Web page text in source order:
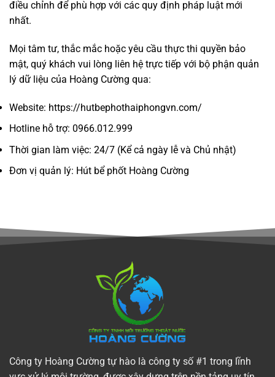
điều chỉnh để phù hợp với các quy định pháp luật mới
nhất.
Mọi tâm tư, thắc mắc hoặc yêu cầu thực thi quyền bảo
mật, quý khách vui lòng liên hệ trực tiếp với bộ phận quản
lý dữ liệu của Hoàng Cường qua:
Website: https://hutbephothaiphongvn.com/
Hotline hỗ trợ: 0966.012.999
Thời gian làm việc: 24/7 (Kể cả ngày lễ và Chủ nhật)
Đơn vị quản lý: Hút bể phốt Hoàng Cường
Công ty Hoàng Cường tự hào là công ty số #1 trong lĩnh